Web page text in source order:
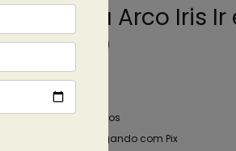
Camiseta Arco Iris
(0)
R$89,90
6x deR$14,98sem juros
pagando com Pix